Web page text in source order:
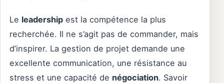
Le leadership est la compétence la plus
recherchée. Il ne s’agit pas de commander, mais
d’inspirer. La gestion de projet demande une
excellente communication, une résistance au
stress et une capacité de négociation. Savoir